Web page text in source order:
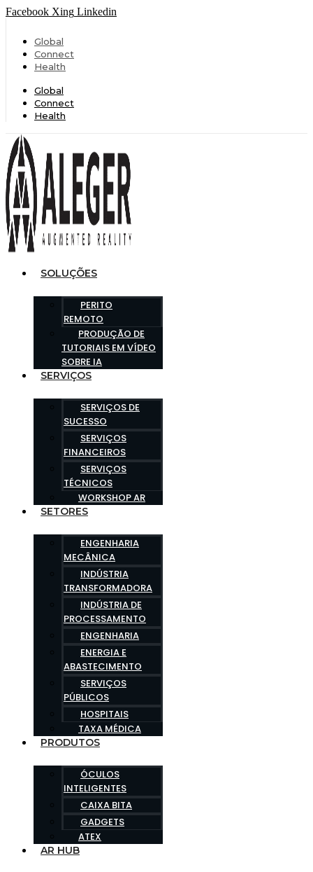
Facebook Xing Linkedin
Global
Connect
Health
Global
Connect
Health
SOLUÇÕES
PERITO
REMOTO
PRODUÇÃO DE
TUTORIAIS EM VÍDEO
SOBRE IA
SERVIÇOS
SERVIÇOS DE
SUCESSO
SERVIÇOS
FINANCEIROS
SERVIÇOS
TÉCNICOS
WORKSHOP AR
SETORES
ENGENHARIA
MECÂNICA
INDÚSTRIA
TRANSFORMADORA
INDÚSTRIA DE
PROCESSAMENTO
ENGENHARIA
ENERGIA E
ABASTECIMENTO
SERVIÇOS
PÚBLICOS
HOSPITAIS
TAXA MÉDICA
PRODUTOS
ÓCULOS
INTELIGENTES
CAIXA BITA
GADGETS
ATEX
AR HUB